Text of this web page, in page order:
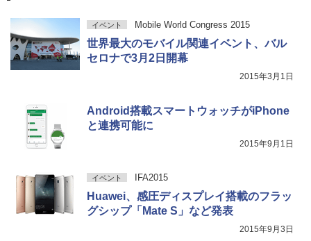
イベント Mobile World Congress 2015
世界最大のモバイル関連イベント、バル
セロナで3月2日開幕
2015年3月1日
Android搭載スマートウォッチがiPhone
と連携可能に
2015年9月1日
イベント IFA2015
Huawei、感圧ディスプレイ搭載のフラッ
グシップ「Mate S」など発表
2015年9月3日